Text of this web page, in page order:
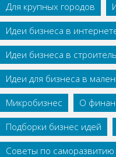
Для крупных городов
Идеи бизнеса в
Идеи бизнеса в
Идеи для бизнеса в
Микробизнес
О
Подборки бизнес идей
Советы по саморазвитию